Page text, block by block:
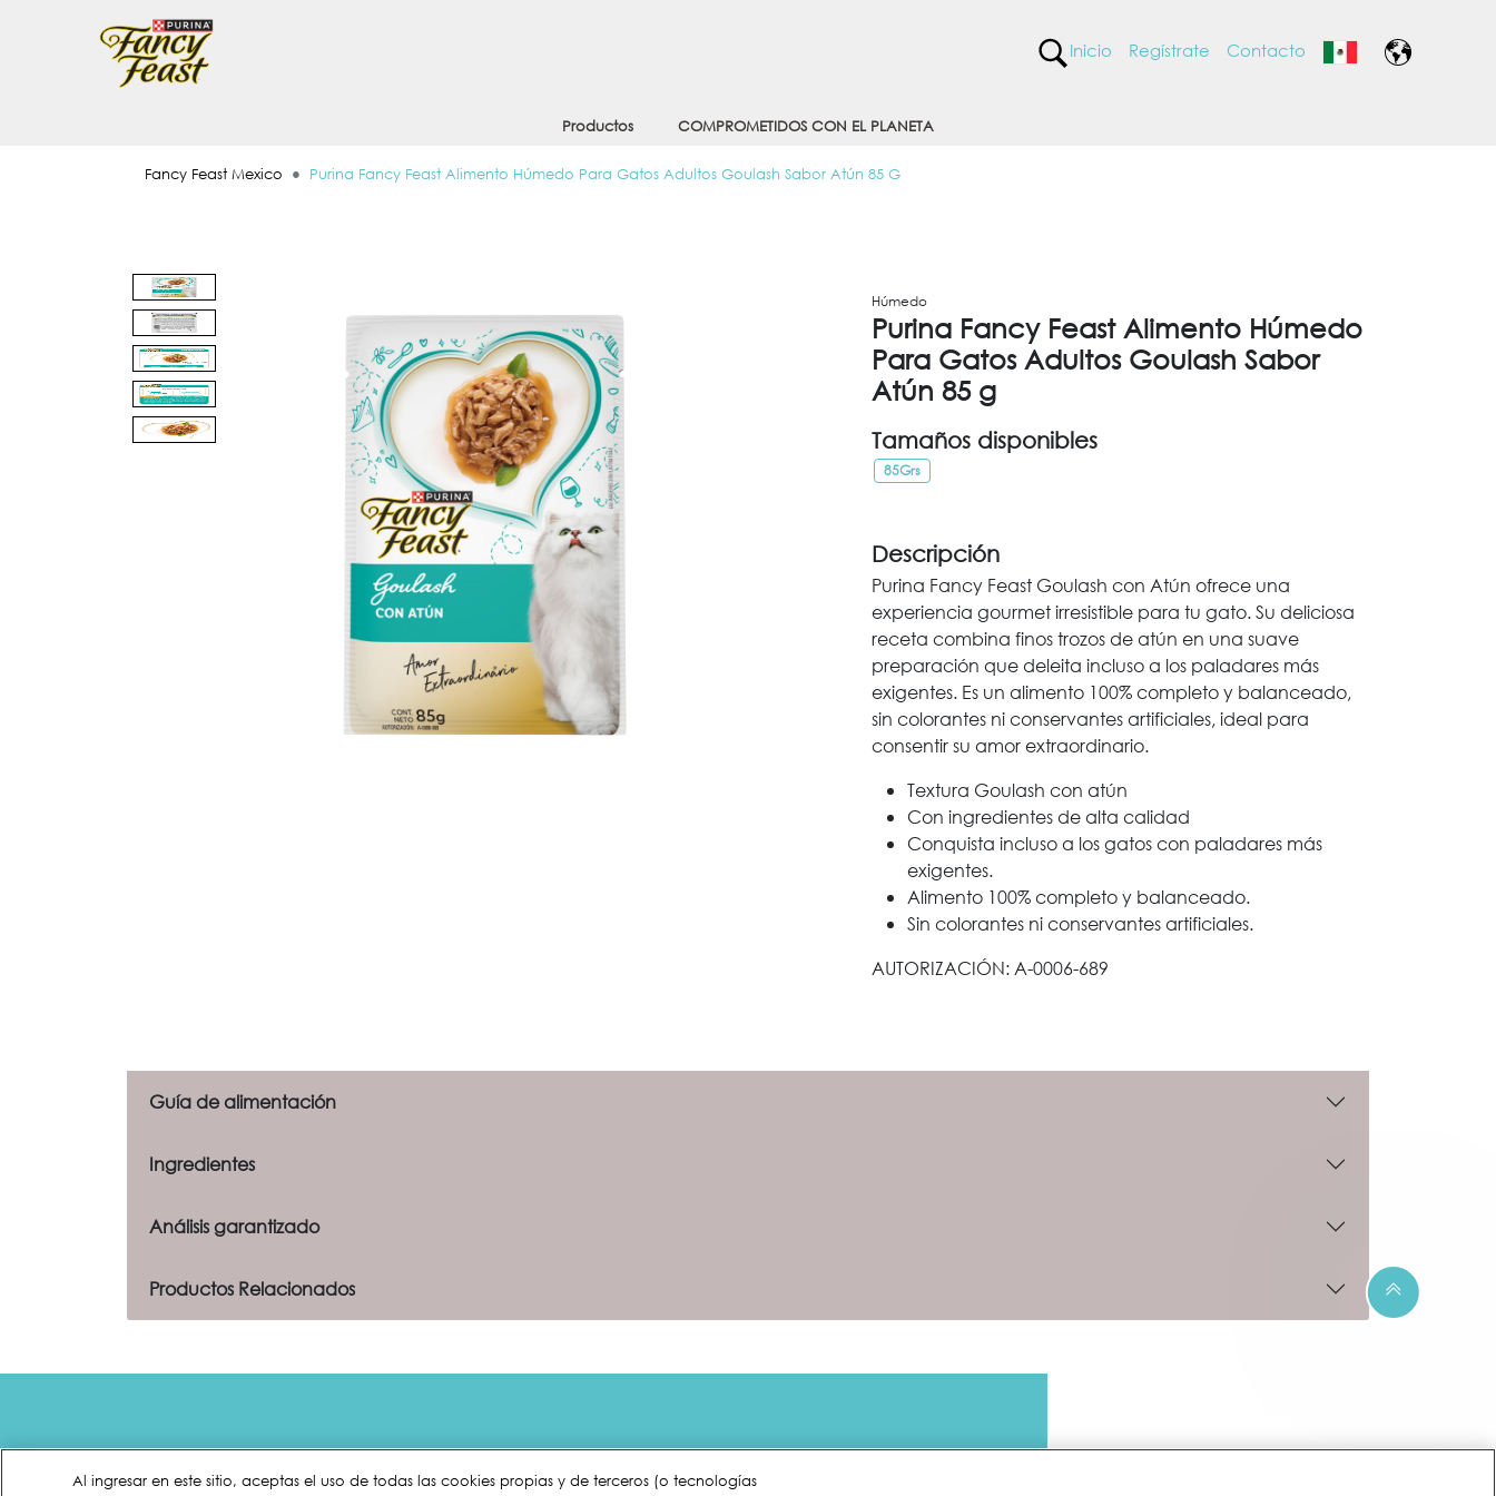
Menu Secundario Fancy feast
Inicio Regístrate Contacto
Productos COMPROMETIDOS CON EL PLANETA
Fancy Feast Mexico Purina Fancy Feast Alimento Húmedo Para Gatos Adultos Goulash Sabor Atún 85 G
Húmedo
Purina Fancy Feast Alimento Húmedo
Para Gatos Adultos Goulash Sabor
Atún 85 g
Tamaños disponibles
85Grs
Descripción
Purina Fancy Feast Goulash con Atún ofrece una
experiencia gourmet irresistible para tu gato. Su deliciosa
receta combina finos trozos de atún en una suave
preparación que deleita incluso a los paladares más
exigentes. Es un alimento 100% completo y balanceado,
sin colorantes ni conservantes artificiales, ideal para
consentir su amor extraordinario.
Textura Goulash con atún
Con ingredientes de alta calidad
Conquista incluso a los gatos con paladares más
exigentes.
Alimento 100% completo y balanceado.
Sin colorantes ni conservantes artificiales.
AUTORIZACIÓN: A-0006-689
Guía de alimentación
Ingredientes
Análisis garantizado
Productos Relacionados
Comprometidos con el
planeta
Al ingresar en este sitio, aceptas el uso de todas las cookies propias y de terceros (o tecnologías